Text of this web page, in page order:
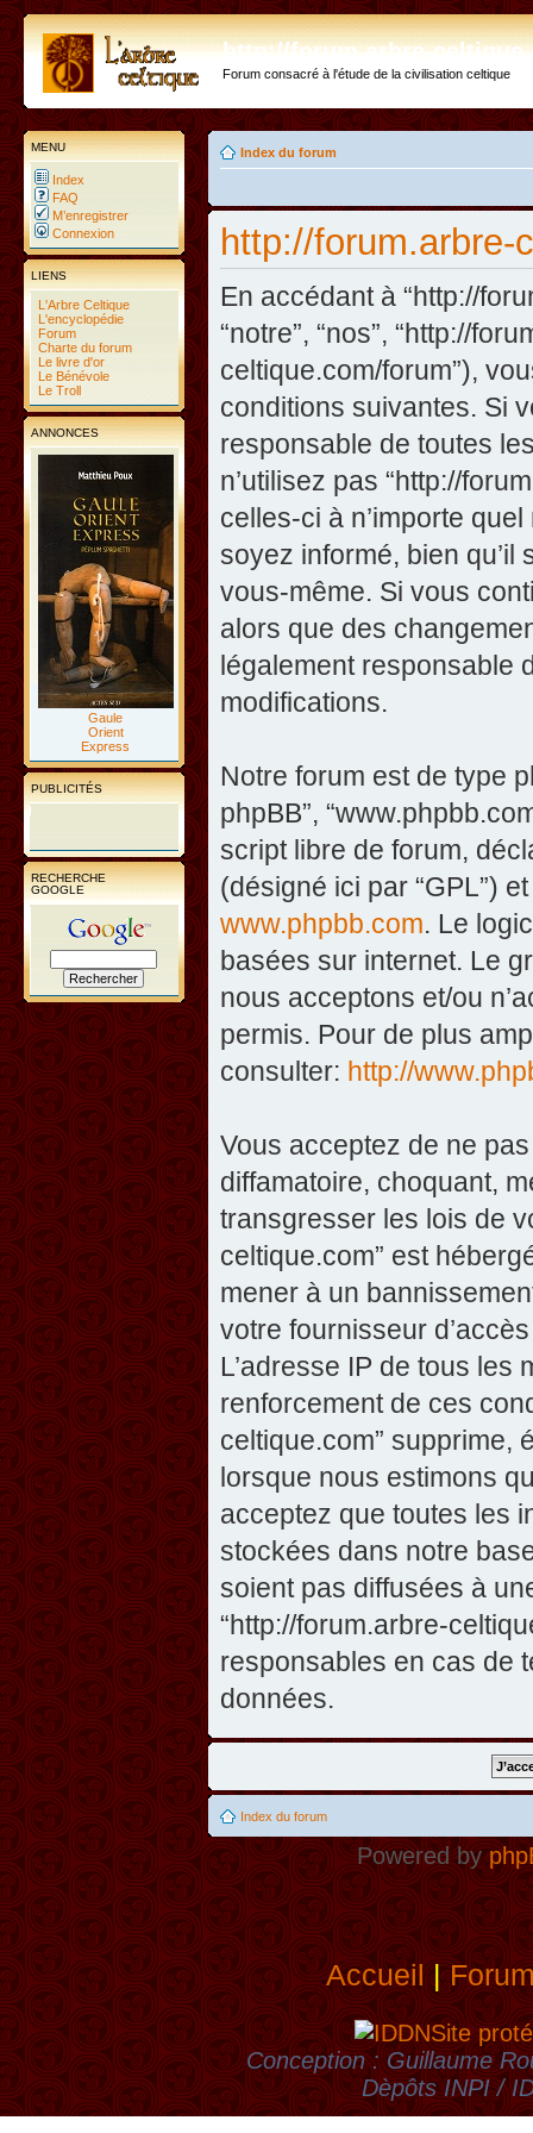
http://forum.arbre-
Forum consacré à l'étude de la civilisation celtique
MENU
Index
FAQ
M’enregistrer
Connexion
LIENS
L'Arbre Celtique
L'encyclopédie
Forum
Charte du forum
Le livre d'or
Le Bénévole
Le Troll
ANNONCES
Gaule
Orient
Express
PUBLICITÉS
RECHERCHE
GOOGLE
Index du forum
http://forum.arbre-
En accédant à “http://
“notre”, “nos”, “http://
celtique.com/forum”),
conditions suivantes. Si
responsable de toutes
n’utilisez pas “http://
celles-ci à n’importe
soyez informé, bien
vous-même. Si vous
alors que des
légalement responsable
modifications.
Notre forum est de type
phpBB”,
script libre de forum,
(désigné ici par “GPL”)
www.phpbb.com. Le
basées sur internet. Le
nous acceptons et/ou
permis. Pour de plus
consulter: http://
Vous acceptez de ne
diffamatoire, choquant,
transgresser les lois de
celtique.com” est
mener à un
votre fournisseur
L’adresse IP de tous
renforcement de ces
celtique.com” supprime,
lorsque nous estimons
acceptez que toutes les
stockées dans notre
soient pas diffusées à
“http://forum.arbre-
responsables en cas de
données.
Index du forum
Powered by
Accueil|
Site
Conception : Guillaume
Dèpôts INPI /